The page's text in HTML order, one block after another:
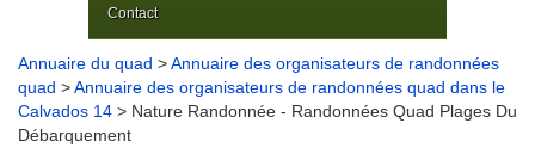
Contact
Annuaire du quad >Annuaire des organisateurs de randonnées
quad >Annuaire des organisateurs de randonnées quad dans le
Calvados 14 > Nature Randonnée - Randonnées Quad Plages Du
Débarquement